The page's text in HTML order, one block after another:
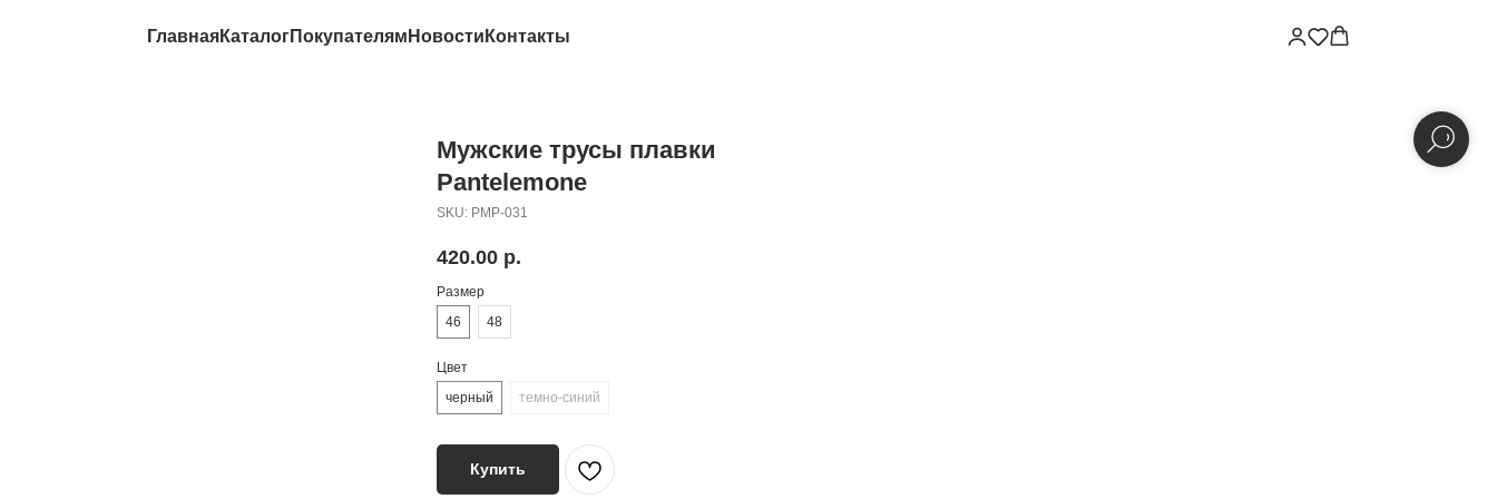
ГлавнаяКаталогПокупателям Новости Контакты
Мужские трусы плавки
Pantelemone
SKU: PMP-031
420.00 р.
Размер
46
48
Цвет
черный
темно-синий
Купить